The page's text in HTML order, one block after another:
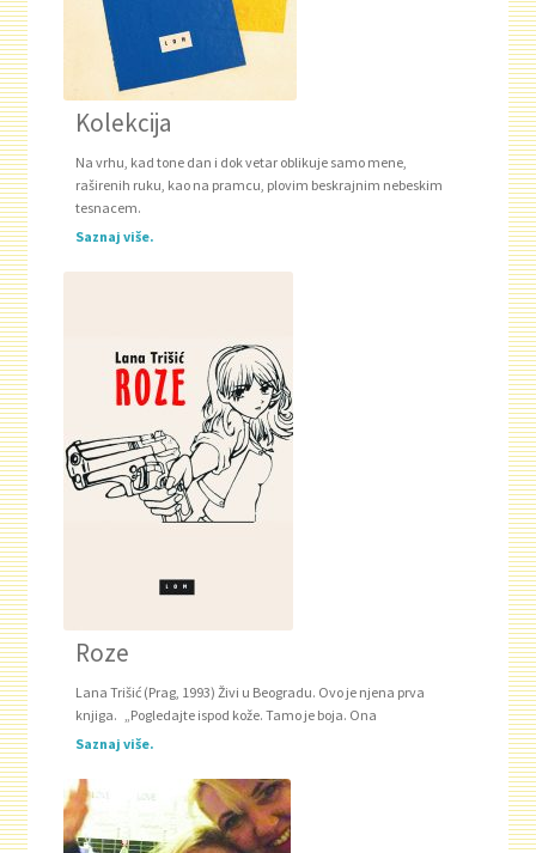
Kolekcija
Na vrhu, kad tone dan i dok vetar oblikuje samo mene,
raširenih ruku, kao na pramcu, plovim beskrajnim nebeskim
tesnacem.
Saznaj više.
Roze
Lana Trišić (Prag, 1993) Živi u Beogradu. Ovo je njena prva
knjiga. „Pogledajte ispod kože. Tamo je boja. Ona
Saznaj više.